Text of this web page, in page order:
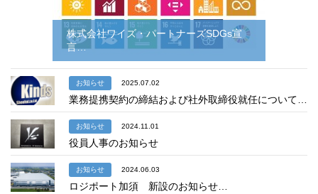
株式会社ワイズ・パートナーズSDGs宣
言…
お知らせ 2025.07.02
業務提携契約の締結および社外取締役就任について…
お知らせ 2024.11.01
役員人事のお知らせ
お知らせ 2024.06.03
ロジポート加須 新設のお知らせ…